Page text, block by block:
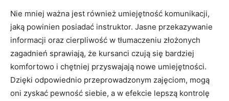
Nie mniej ważna jest również umiejętność ⁣komunikacji,⁤
jaką powinien posiadać instruktor. Jasne ⁣przekazywanie
informacji oraz cierpliwość w tłumaczeniu złożonych
zagadnień sprawiają, że kursanci czują się bardziej
komfortowo i chętniej przyswajają nowe‌ umiejętności.
Dzięki ‍odpowiednio przeprowadzonym zajęciom, mogą
oni zyskać pewność siebie, a w efekcie lepszą kontrolę